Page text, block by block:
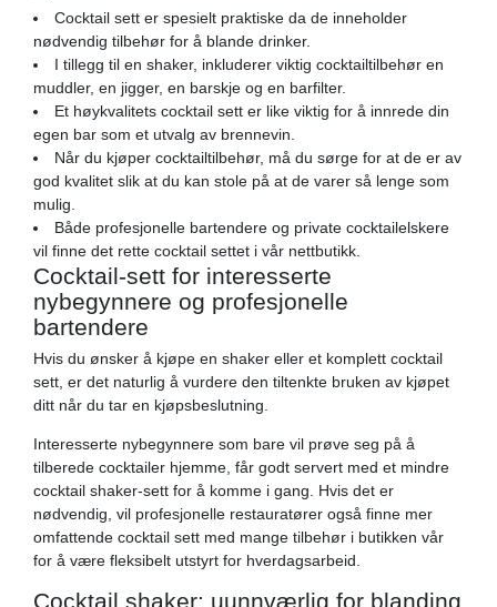
Cocktail sett er spesielt praktiske da de inneholder
nødvendig tilbehør for å blande drinker.
I tillegg til en shaker, inkluderer viktig cocktailtilbehør en
muddler, en jigger, en barskje og en barfilter.
Et høykvalitets cocktail sett er like viktig for å innrede din
egen bar som et utvalg av brennevin.
Når du kjøper cocktailtilbehør, må du sørge for at de er av
god kvalitet slik at du kan stole på at de varer så lenge som
mulig.
Både profesjonelle bartendere og private cocktailelskere
vil finne det rette cocktail settet i vår nettbutikk.
Cocktail-sett for interesserte
nybegynnere og profesjonelle
bartendere
Hvis du ønsker å kjøpe en shaker eller et komplett cocktail
sett, er det naturlig å vurdere den tiltenkte bruken av kjøpet
ditt når du tar en kjøpsbeslutning.
Interesserte nybegynnere som bare vil prøve seg på å
tilberede cocktailer hjemme, får godt servert med et mindre
cocktail shaker-sett for å komme i gang. Hvis det er
nødvendig, vil profesjonelle restauratører også finne mer
omfattende cocktail sett med mange tilbehør i butikken vår
for å være fleksibelt utstyrt for hverdagsarbeid.
Cocktail shaker: uunnværlig for blanding